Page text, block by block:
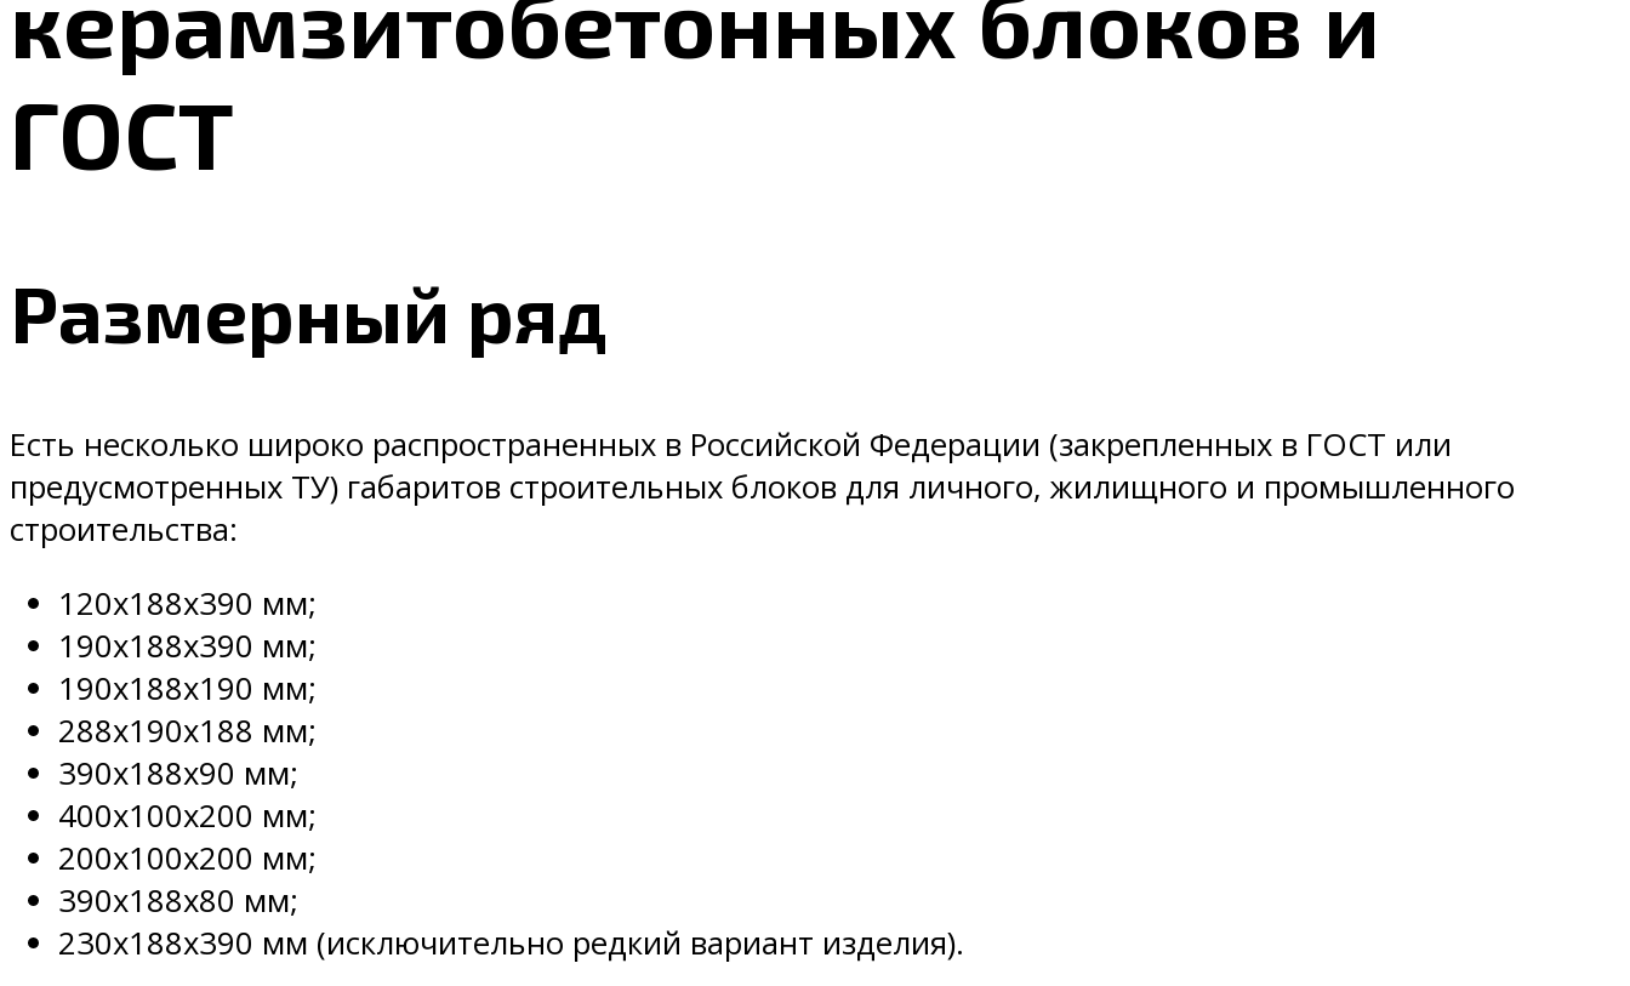
ГОСТ
Размерный ряд
Есть несколько широко распространенных в Российской Федерации (закрепленных в ГОСТ или
предусмотренных ТУ) габаритов строительных блоков для личного, жилищного и промышленного
строительства:
120х188х390 мм;
190х188х390 мм;
190х188х190 мм;
288х190х188 мм;
390х188х90 мм;
400х100х200 мм;
200х100х200 мм;
390х188х80 мм;
230х188х390 мм (исключительно редкий вариант изделия).